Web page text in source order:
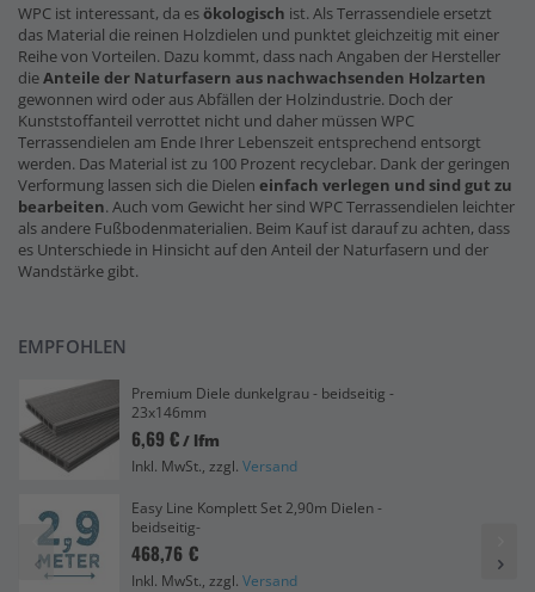
WPC ist interessant, da esökologisch ist. Als Terrassendiele ersetzt
das Material die reinen Holzdielen und punktet gleichzeitig mit einer
Reihe von Vorteilen. Dazu kommt, dass nach Angaben der Hersteller
dieAnteile der Naturfasern aus nachwachsenden Holzarten
gewonnen wird oder aus Abfällen der Holzindustrie. Doch der
Kunststoffanteil verrottet nicht und daher müssen WPC
Terrassendielen am Ende Ihrer Lebenszeit entsprechend entsorgt
werden. Das Material ist zu 100 Prozent recyclebar. Dank der geringen
Verformung lassen sich die Dielen einfach verlegen und sind gut zu
bearbeiten. Auch vom Gewicht her sind WPC Terrassendielen leichter
als andere Fußbodenmaterialien. Beim Kauf ist darauf zu achten, dass
es Unterschiede in Hinsicht auf den Anteil der Naturfasern und der
Wandstärke gibt.
EMPFOHLEN
Premium Diele dunkelgrau - beidseitig -
23x146mm
6,69 €/ lfm
Inkl. MwSt., zzgl. Versand
Easy Line Komplett Set 2,90m Dielen -
beidseitig-
468,76 €
Inkl. MwSt., zzgl. Versand